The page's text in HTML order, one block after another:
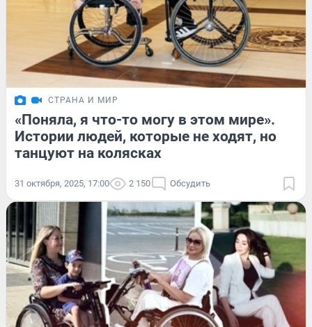
СТРАНА И МИР
«Поняла, я что-то могу в этом мире».
Истории людей, которые не ходят, но
танцуют на колясках
31 октября, 2025, 17:00 2 150 Обсудить